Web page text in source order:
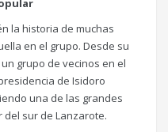
la historia de muchas
en el grupo. Desde su
grupo de vecinos en el
de Isidoro
una de las grandes
sur de Lanzarote.